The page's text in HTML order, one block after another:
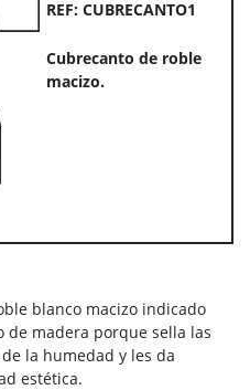
REF: CUBRECANTO1
Cubrecanto de roble
macizo.
blanco macizo indicado
de madera porque sella las
la humedad y les da
estética.